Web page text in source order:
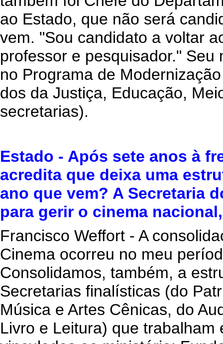
ao Estado, que não será
vem. "Sou candidato a voltar
professor e pesquisador."
no Programa de
dos da Justiça, Educação,
secretarias).
Estado - Após sete anos à
acredita que deixa uma
ano que vem? A Secretaria
para gerir o cinema
Francisco Weffort - A
Cinema ocorreu no meu
Consolidamos, também, a
Secretarias finalísticas (do
Música e Artes Cênicas, do
Livro e Leitura) que